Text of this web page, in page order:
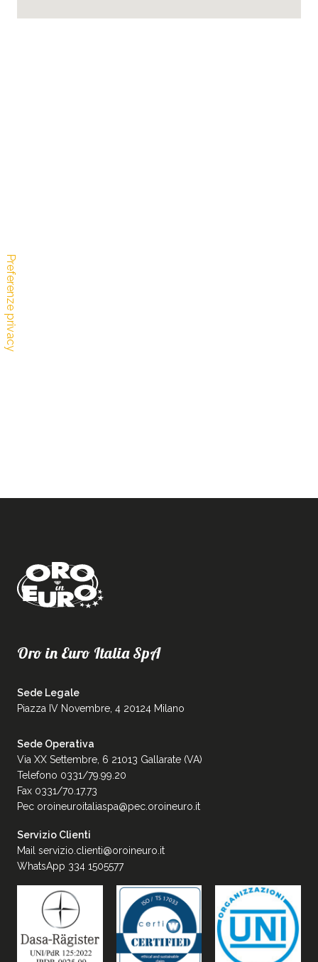
Oro in Euro Italia SpA
Sede Legale
Piazza IV Novembre, 4 20124 Milano
Sede Operativa
Via XX Settembre, 6 21013 Gallarate (VA)
Telefono 0331/79.99.20
Fax 0331/70.17.73
Pec oroineuroitaliaspa@pec.oroineuro.it
Servizio Clienti
Mail servizio.clienti@oroineuro.it
WhatsApp 334 1505577